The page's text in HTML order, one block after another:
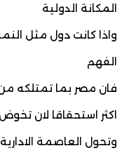
المكانة الدولية
واذا كانت دول مثل
الفهم
فان مصر بما تمتلكه
اكثر استحقاقا لان
وتحول العاصمة